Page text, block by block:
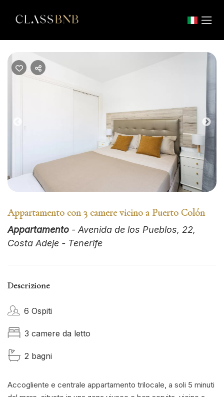
Appartamento con 3 camere vicino a Puerto Colón
Appartamento - Avenida de los Pueblos, 22,
Costa Adeje - Tenerife
Descrizione
6 Ospiti
3 camere da letto
2 bagni
Accogliente e centrale appartamento trilocale, a soli 5 minuti